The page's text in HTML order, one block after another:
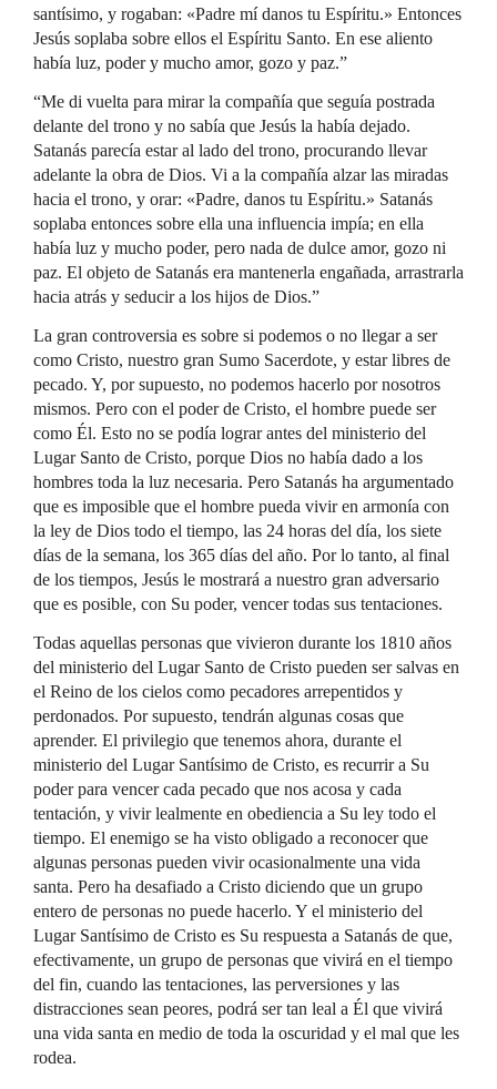
santísimo, y rogaban: «Padre mí danos tu Espíritu.» Entonces
Jesús soplaba sobre ellos el Espíritu Santo. En ese aliento
había luz, poder y mucho amor, gozo y paz.”
“Me di vuelta para mirar la compañía que seguía postrada
delante del trono y no sabía que Jesús la había dejado.
Satanás parecía estar al lado del trono, procurando llevar
adelante la obra de Dios. Vi a la compañía alzar las miradas
hacia el trono, y orar: «Padre, danos tu Espíritu.» Satanás
soplaba entonces sobre ella una influencia impía; en ella
había luz y mucho poder, pero nada de dulce amor, gozo ni
paz. El objeto de Satanás era mantenerla engañada, arrastrarla
hacia atrás y seducir a los hijos de Dios.”
La gran controversia es sobre si podemos o no llegar a ser
como Cristo, nuestro gran Sumo Sacerdote, y estar libres de
pecado. Y, por supuesto, no podemos hacerlo por nosotros
mismos. Pero con el poder de Cristo, el hombre puede ser
como Él. Esto no se podía lograr antes del ministerio del
Lugar Santo de Cristo, porque Dios no había dado a los
hombres toda la luz necesaria. Pero Satanás ha argumentado
que es imposible que el hombre pueda vivir en armonía con
la ley de Dios todo el tiempo, las 24 horas del día, los siete
días de la semana, los 365 días del año. Por lo tanto, al final
de los tiempos, Jesús le mostrará a nuestro gran adversario
que es posible, con Su poder, vencer todas sus tentaciones.
Todas aquellas personas que vivieron durante los 1810 años
del ministerio del Lugar Santo de Cristo pueden ser salvas en
el Reino de los cielos como pecadores arrepentidos y
perdonados. Por supuesto, tendrán algunas cosas que
aprender. El privilegio que tenemos ahora, durante el
ministerio del Lugar Santísimo de Cristo, es recurrir a Su
poder para vencer cada pecado que nos acosa y cada
tentación, y vivir lealmente en obediencia a Su ley todo el
tiempo. El enemigo se ha visto obligado a reconocer que
algunas personas pueden vivir ocasionalmente una vida
santa. Pero ha desafiado a Cristo diciendo que un grupo
entero de personas no puede hacerlo. Y el ministerio del
Lugar Santísimo de Cristo es Su respuesta a Satanás de que,
efectivamente, un grupo de personas que vivirá en el tiempo
del fin, cuando las tentaciones, las perversiones y las
distracciones sean peores, podrá ser tan leal a Él que vivirá
una vida santa en medio de toda la oscuridad y el mal que les
rodea.